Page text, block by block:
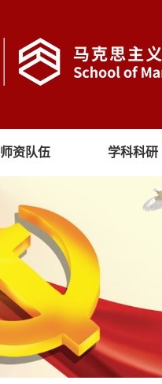
师资队伍 学科科研